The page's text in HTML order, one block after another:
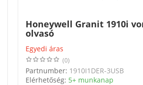
Honeywell Granit 1910i
olvasó
Egyedi áras
(0)
Partnumber: 1910I1DER-3USB
Elérhetőség: 5+ munkanap